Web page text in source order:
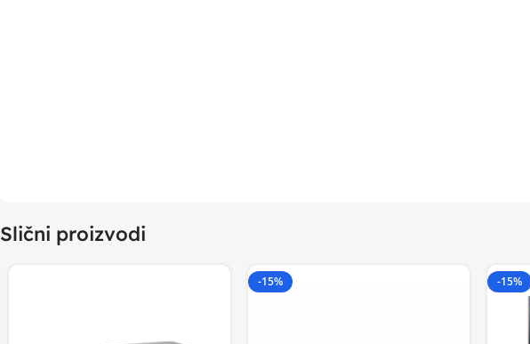
Slični proizvodi
-15% -15%